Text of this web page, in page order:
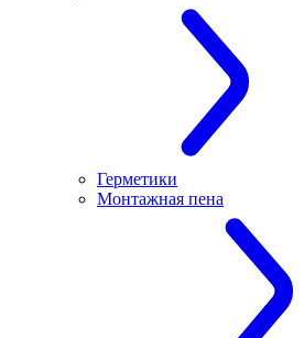
Герметики
Монтажная пена